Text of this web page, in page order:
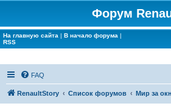
Форум
На главную сайта | В начало форума |
RSS
FAQ
RenaultStory Список форумов Мир за